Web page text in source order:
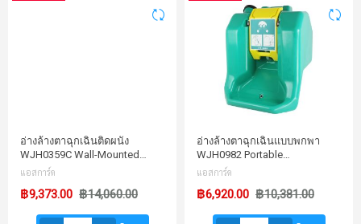
อ่างล้างตาฉุกเฉินติดผนัง
WJH0359C Wall-Mounted…
แอสการ์ด
฿9,373.00 ฿14,060.00
อ่างล้างตาฉุกเฉินแบบพกพา
WJH0982 Portable…
แอสการ์ด
฿6,920.00 ฿10,381.00